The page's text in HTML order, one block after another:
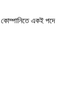
কোম্পানিতে একই পদে